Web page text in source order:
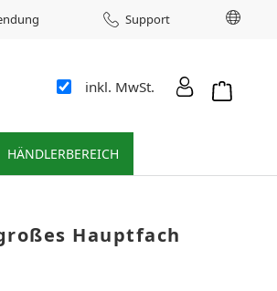
Support
inkl. MwSt.
HÄNDLERBEREICH
Hauptfach